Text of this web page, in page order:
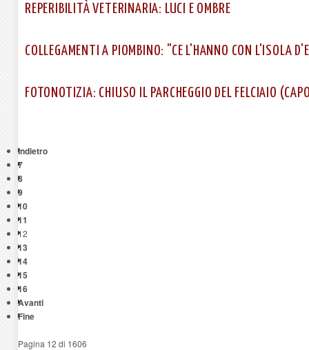
REPERIBILITÀ VETERINARIA: LUCI E OMBRE
COLLEGAMENTI A PIOMBINO: "CE L'HANNO CON L'ISOLA
FOTONOTIZIA: CHIUSO IL PARCHEGGIO DEL FELCIAIO
Indietro
7
8
9
10
11
12
13
14
15
16
Avanti
Fine
Pagina 12 di 1606